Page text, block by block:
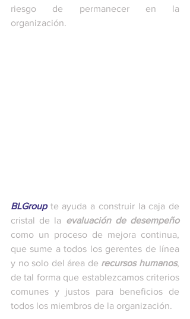
riesgo de permanecer en la
organización.
BLGroup te ayuda a construir la caja de
cristal de la evaluación de desempeño
como un proceso de mejora continua,
que sume a todos los gerentes de línea
y no solo del área de recursos humanos,
de tal forma que establezcamos criterios
comunes y justos para beneficios de
todos los miembros de la organización.